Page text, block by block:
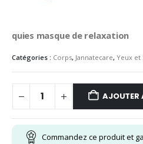
quies masque de relaxation
Catégories : Corps, Jannatecare, Yeux et
AJOUTER
Commandez ce produit et